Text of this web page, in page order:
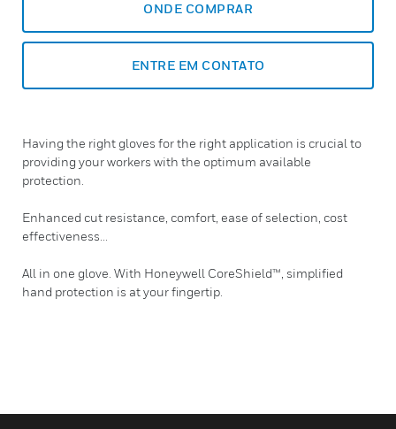
ONDE COMPRAR
ENTRE EM CONTATO
Having the right gloves for the right application is crucial to
providing your workers with the optimum available
protection.
Enhanced cut resistance, comfort, ease of selection, cost
effectiveness...
All in one glove. With Honeywell CoreShield™, simplified
hand protection is at your fingertip.